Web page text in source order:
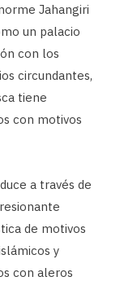
Jahangiri
un palacio
con los
circundantes,
tiene
con motivos
a través de
de motivos
y
con aleros